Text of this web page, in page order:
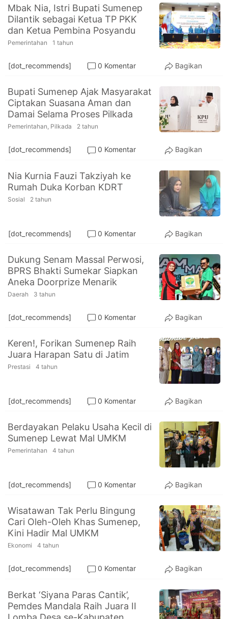
Mbak Nia, Istri Bupati Sumenep
Dilantik sebagai Ketua TP PKK
dan Ketua Pembina Posyandu
Pemerintahan 1 tahun
[dot_recommends] 0 Komentar Bagikan
Bupati Sumenep Ajak Masyarakat
Ciptakan Suasana Aman dan
Damai Selama Proses Pilkada
Pemerintahan, Pilkada 2 tahun
[dot_recommends] 0 Komentar Bagikan
Nia Kurnia Fauzi Takziyah ke
Rumah Duka Korban KDRT
Sosial 2 tahun
[dot_recommends] 0 Komentar Bagikan
Dukung Senam Massal Perwosi,
BPRS Bhakti Sumekar Siapkan
Aneka Doorprize Menarik
Daerah 3 tahun
[dot_recommends] 0 Komentar Bagikan
Keren!, Forikan Sumenep Raih
Juara Harapan Satu di Jatim
Prestasi 4 tahun
[dot_recommends] 0 Komentar Bagikan
Berdayakan Pelaku Usaha Kecil di
Sumenep Lewat Mal UMKM
Pemerintahan 4 tahun
[dot_recommends] 0 Komentar Bagikan
Wisatawan Tak Perlu Bingung
Cari Oleh-Oleh Khas Sumenep,
Kini Hadir Mal UMKM
Ekonomi 4 tahun
[dot_recommends] 0 Komentar Bagikan
Berkat ‘Siyana Paras Cantik’,
Pemdes Mandala Raih Juara II